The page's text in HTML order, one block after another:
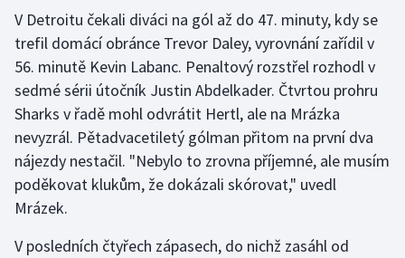
Florbal
Golf
Gymnastika
Házená
V Detroitu čekali diváci na gól až do 47. minuty, kdy se
trefil domácí obránce Trevor Daley, vyrovnání zařídil v
56. minutě Kevin Labanc. Penaltový rozstřel rozhodl v
sedmé sérii útočník Justin Abdelkader. Čtvrtou prohru
Sharks v řadě mohl odvrátit Hertl, ale na Mrázka
nevyzrál. Pětadvacetiletý gólman přitom na první dva
nájezdy nestačil. "Nebylo to zrovna příjemné, ale musím
poděkovat klukům, že dokázali skórovat," uvedl
Mrázek.
V posledních čtyřech zápasech, do nichž zasáhl od